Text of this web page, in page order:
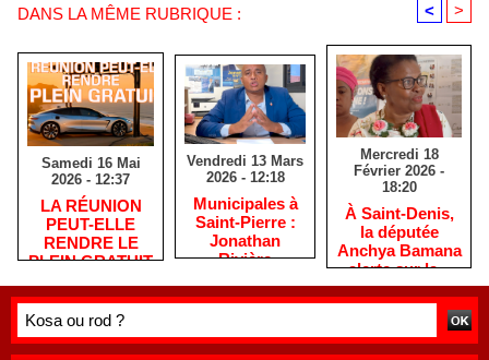
DANS LA MÊME RUBRIQUE : < >
Samedi 16 Mai
2026 - 12:37
​LA RÉUNION
PEUT-ELLE
RENDRE LE
PLEIN GRATUIT
Vendredi 13 Mars
2026 - 12:18
​Municipales à
Saint-Pierre :
Jonathan
Rivière
habitants après
de terrain
Mercredi 18
Février 2026 -
18:20
​À Saint-Denis,
la députée
Anchya Bamana
alerte sur la «
double peine »
vécue par